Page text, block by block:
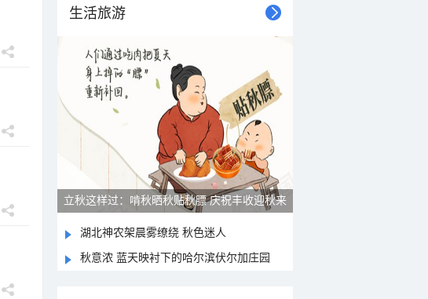
生活旅游
立秋这样过：啃秋晒秋贴秋膘 庆祝丰收迎秋来
湖北神农架晨雾缭绕 秋色迷人
秋意浓 蓝天映衬下的哈尔滨伏尔加庄园